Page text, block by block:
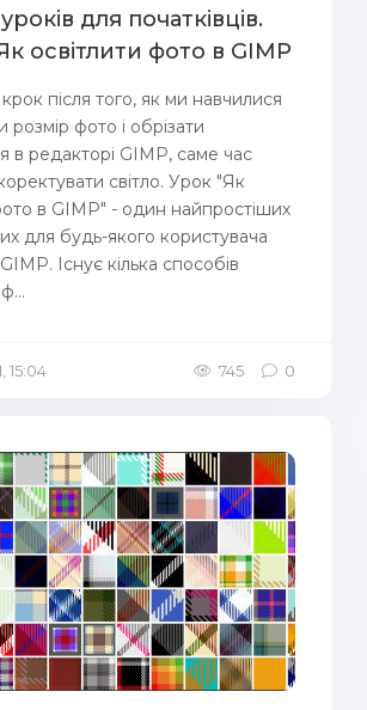
для початківців.
освітлити фото в GIMP
після того, як ми навчилися
фото і обрізати
в редакторі GIMP, саме час
світло. Урок "Як
в GIMP" - один найпростіших
для будь-якого користувача
Існує кілька способів
15:04 745 0